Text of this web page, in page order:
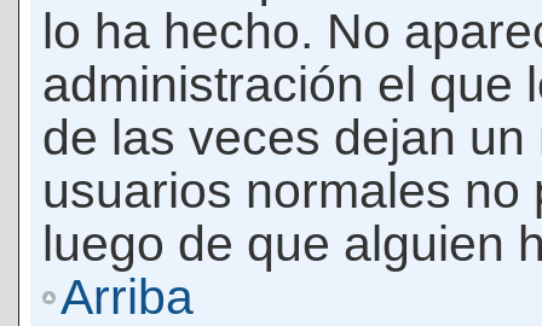
lo ha hecho. No
administración el que
de las veces dejan
usuarios normales
luego de que alguien
Arriba